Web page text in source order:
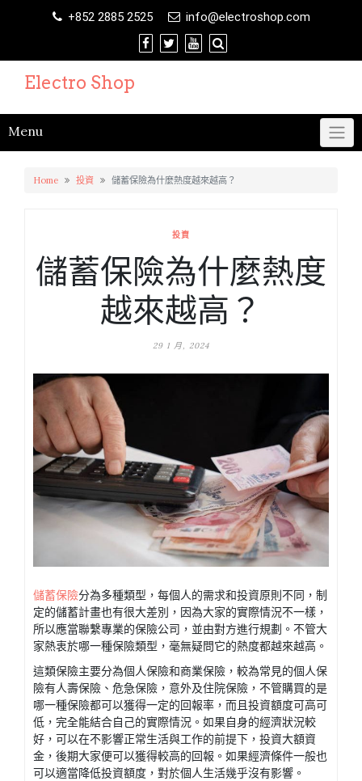
+852 2885 2525 info@electroshop.com
Electro Shop
Menu
Home 投資 儲蓄保險為什麼熱度越來越高？
投資
儲蓄保險為什麼熱度
越來越高？
29 1 月, 2024
儲蓄保險分為多種類型，每個人的需求和投資原則不同，制
定的儲蓄計畫也有很大差別，因為大家的實際情況不一樣，
所以應當聯繫專業的保險公司，並由對方進行規劃。不管大
家熱衷於哪一種保險類型，毫無疑問它的熱度都越來越高。
這類保險主要分為個人保險和商業保險，較為常見的個人保
險有人壽保險、危急保險，意外及住院保險，不管購買的是
哪一種保險都可以獲得一定的回報率，而且投資額度可高可
低，完全能結合自己的實際情況。如果自身的經濟狀況較
好，可以在不影響正常生活與工作的前提下，投資大額資
金，後期大家便可以獲得較高的回報。如果經濟條件一般也
可以適當降低投資額度，對於個人生活幾乎沒有影響。